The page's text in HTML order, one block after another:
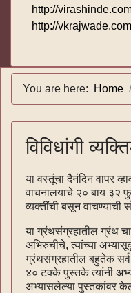
http://
http://vkrajwade.com
You are here: Home
विविधांगी
या वस्तूंचा दैनंदिन वापर
वाचनालयाचे २० बाय ३२
व्यक्तींची बसून वाचण्याची
या ग्रंथसंग्रहातील ग्रंथ
अभिरुचीचे, त्यांच्या
ग्रंथसंग्रहातील बहुतेक
४० टक्के पुस्तके त्यांनी
अभ्यासलेल्या पुस्तकांवर